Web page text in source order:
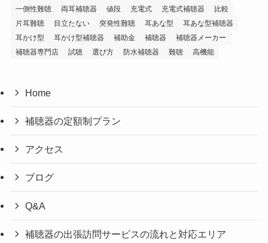
一側性難聴
両耳補聴器 値段 充電式 充電式補聴器
比較
片耳難聴
目立たない 突発性難聴 耳あな型
耳あな型補聴器
耳かけ型
耳かけ型補聴器 補助金 補聴器
補聴器メーカー
補聴器専門店
試聴 選び方 防水補聴器 難聴 高機能
Home
補聴器の定額制プラン
アクセス
ブログ
Q&A
補聴器の出張訪問サービスの流れと対応エリア